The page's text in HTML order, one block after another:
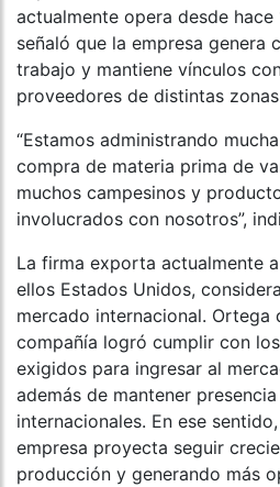
actualmente opera desde hace
señaló que la empresa genera
trabajo y mantiene vínculos
proveedores de distintas
“Estamos administrando
compra de materia prima de
muchos campesinos y
involucrados con nosotros”,
La firma exporta actualmente
ellos Estados Unidos,
mercado internacional. Ortega
compañía logró cumplir con
exigidos para ingresar al
además de mantener
internacionales. En ese
empresa proyecta seguir
producción y generando más